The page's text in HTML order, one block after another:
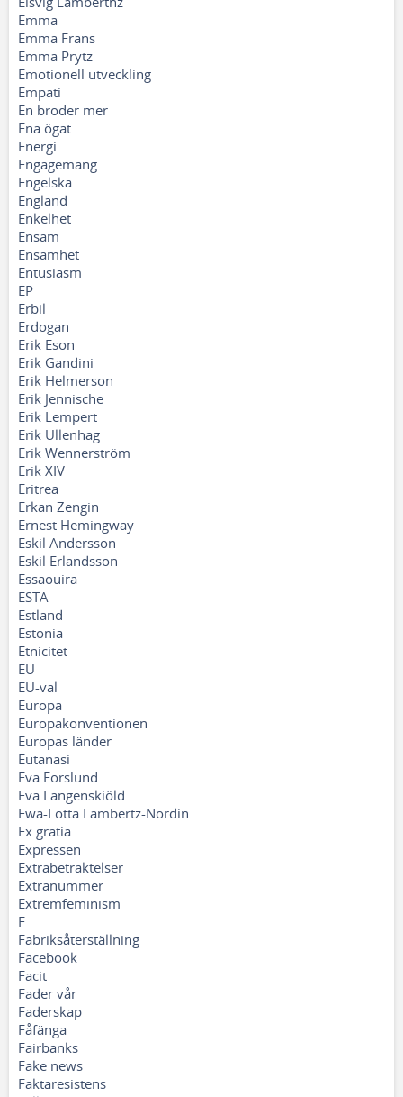
Emma
Emma Frans
Emma Prytz
Emotionell utveckling
Empati
En broder mer
Ena ögat
Energi
Engagemang
Engelska
England
Enkelhet
Ensam
Ensamhet
Entusiasm
EP
Erbil
Erdogan
Erik Eson
Erik Gandini
Erik Helmerson
Erik Jennische
Erik Lempert
Erik Ullenhag
Erik Wennerström
Erik XIV
Eritrea
Erkan Zengin
Ernest Hemingway
Eskil Andersson
Eskil Erlandsson
Essaouira
ESTA
Estland
Estonia
Etnicitet
EU
EU-val
Europa
Europakonventionen
Europas länder
Eutanasi
Eva Forslund
Eva Langenskiöld
Ewa-Lotta Lambertz-Nordin
Ex gratia
Expressen
Extrabetraktelser
Extranummer
Extremfeminism
F
Fabriksåterställning
Facebook
Facit
Fader vår
Faderskap
Fåfänga
Fairbanks
Fake news
Faktaresistens